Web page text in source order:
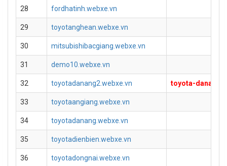
28 fordhatinh.webxe.vn
29 toyotanghean.webxe.vn
30 mitsubishibacgiang.webxe.vn
31 demo10.webxe.vn
32 toyotadanang2.webxe.vn toyota-
33 toyotaangiang.webxe.vn
34 toyotadanang.webxe.vn
35 toyotadienbien.webxe.vn
36 toyotadongnai.webxe.vn